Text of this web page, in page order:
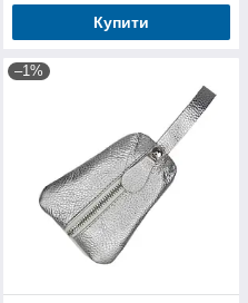
Купити
–1%